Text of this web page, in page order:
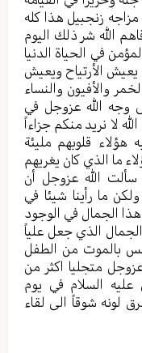
زنجبيل هذا كله
الله شر ذلك اليوم
في الحياة الدنيا
يعيش الأرتياح ويعيش
والأفيون والنساء
وجه الله عزوجل في
لا نريد منكم جزاءاً
قلوبهم مليئة
ما الذي كان يغريهم
سألت الله عزوجل أن
ما رأينا شيئا في
الجمال في الوجود
الذي جعل علياً
بالموت من الطفل
متجليا اكثر من
عليه السلام في يوم
لونه شوقاً الى لقاء